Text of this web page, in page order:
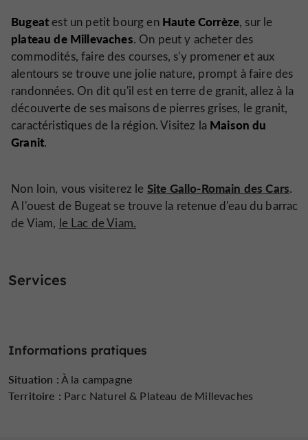
Bugeatest un petit bourg en Haute Corrèze, sur le
plateau de Millevaches. On peut y acheter des
commodités, faire des courses, s'y promener et aux
alentours se trouve une jolie nature, prompt à faire des
randonnées. On dit qu'il est en terre de granit, allez à la
découverte de ses maisons de pierres grises, le granit,
caractéristiques de la région. Visitez la Maison du
Granit.
Non loin, vous visiterez le Site Gallo-Romain des Cars.
A l'ouest de Bugeat se trouve la retenue d'eau du barrac
de Viam, le Lac de Viam.
Services
Informations pratiques
Situation :À la campagne
Territoire : Parc Naturel & Plateau de Millevaches